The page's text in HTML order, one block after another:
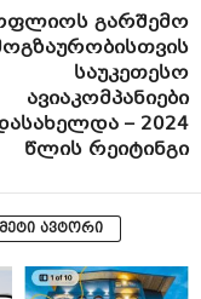
გარშემო
საუკეთესო
ავიაკომპანიები
– 2024
წლის რეიტინგი
მეტი ავტორი